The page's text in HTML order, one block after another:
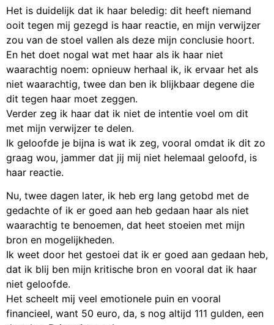
Het is duidelijk dat ik haar beledig: dit heeft niemand
ooit tegen mij gezegd is haar reactie, en mijn verwijzer
zou van de stoel vallen als deze mijn conclusie hoort.
En het doet nogal wat met haar als ik haar niet
waarachtig noem: opnieuw herhaal ik, ik ervaar het als
niet waarachtig, twee dan ben ik blijkbaar degene die
dit tegen haar moet zeggen.
Verder zeg ik haar dat ik niet de intentie voel om dit
met mijn verwijzer te delen.
Ik geloofde je bijna is wat ik zeg, vooral omdat ik dit zo
graag wou, jammer dat jij mij niet helemaal geloofd, is
haar reactie.
Nu, twee dagen later, ik heb erg lang getobd met de
gedachte of ik er goed aan heb gedaan haar als niet
waarachtig te benoemen, dat heet stoeien met mijn
bron en mogelijkheden.
Ik weet door het gestoei dat ik er goed aan gedaan heb,
dat ik blij ben mijn kritische bron en vooral dat ik haar
niet geloofde.
Het scheelt mij veel emotionele puin en vooral
financieel, want 50 euro, da, s nog altijd 111 gulden, een